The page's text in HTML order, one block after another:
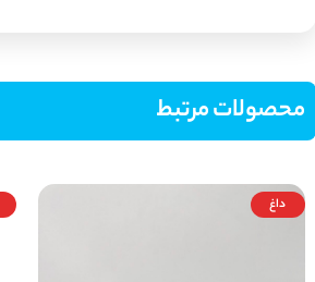
محصولات مرتبط
داغ